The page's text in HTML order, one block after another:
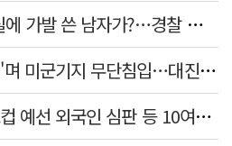
케리비안 베이 女탈의실에 가발 쓴 남자가?…경찰 추적 중
"호남반도체 방해 말라"며 미군기지 무단침입…대진연 회원 3명 '구속'
축구협회, 15년 전 월드컵 예선 외국인 심판 등 10여명에 '성 접대'